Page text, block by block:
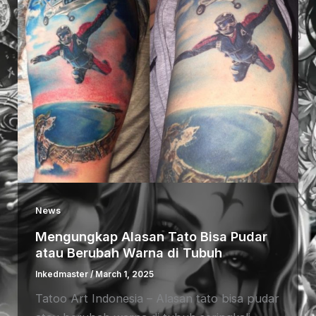
News
Mengungkap Alasan Tato Bisa Pudar
atau Berubah Warna di Tubuh
Inkedmaster /March 1, 2025
Tatoo Art Indonesia – Alasan tato bisa pudar